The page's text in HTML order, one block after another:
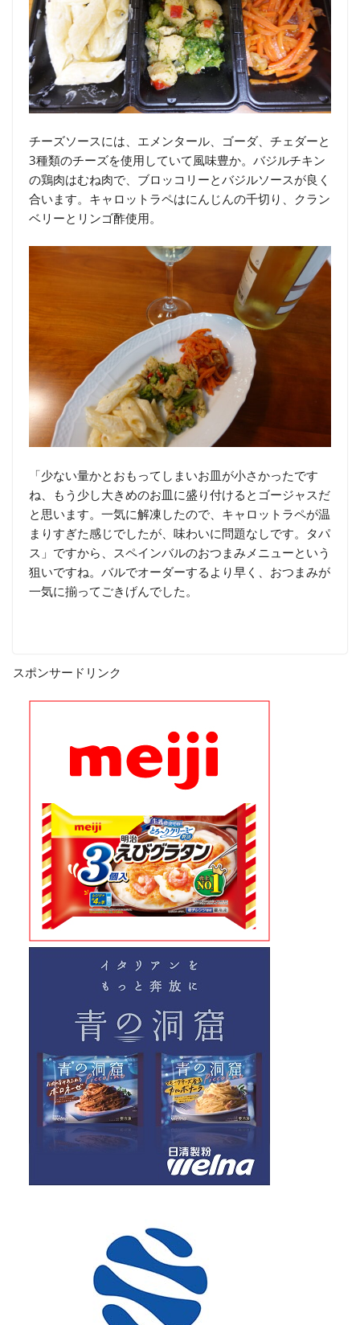
チーズソースには、エメンタール、ゴーダ、チェダーと
3種類のチーズを使用していて風味豊か。バジルチキン
の鶏肉はむね肉で、ブロッコリーとバジルソースが良く
合います。キャロットラペはにんじんの千切り、クラン
ベリーとリンゴ酢使用。
「少ない量かとおもってしまいお皿が小さかったです
ね、もう少し大きめのお皿に盛り付けるとゴージャスだ
と思います。一気に解凍したので、キャロットラペが温
まりすぎた感じでしたが、味わいに問題なしです。タパ
ス」ですから、スペインバルのおつまみメニューという
狙いですね。バルでオーダーするより早く、おつまみが
一気に揃ってごきげんでした。
スポンサードリンク